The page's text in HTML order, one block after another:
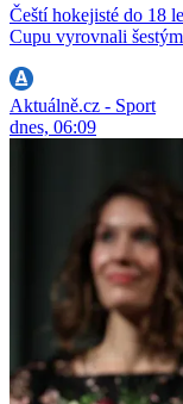
Čeští hokejisté do 18
Cupu vyrovnali
Aktuálně.cz - Sport
dnes, 06:09